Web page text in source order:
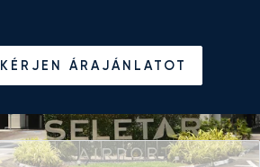
KÉRJEN ÁRAJÁNLATOT